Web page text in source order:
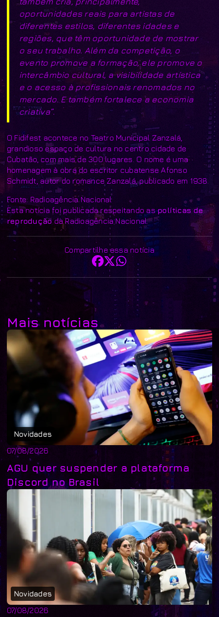
oportunidades reais para artistas de
diferentes estilos, diferentes idades e
regiões, que têm oportunidade de mostrar
o seu trabalho. Além da competição, o
evento promove a formação, ele promove o
intercâmbio cultural, a visibilidade artística
e o acesso à profissionais renomados no
mercado. E também fortalece a economia
criativa”.
O Fidifest acontece no Teatro Municipal Zanzalá,
grandioso espaço de cultura no centro cidade de
Cubatão, com mais de 300 lugares. O nome é uma
homenagem à obra do escritor cubatense Afonso
Schmidt, autor do romance Zanzalá, publicado em 1938.
Fonte: Radioagência Nacional
Esta notícia foi publicada respeitando aspolíticas de
reproduçãoda Radioagência Nacional.
Compartilhe essa notícia
Mais notícias
Novidades
07/08/2026
AGU quer suspender a plataforma
Discord no Brasil
Novidades
07/08/2026